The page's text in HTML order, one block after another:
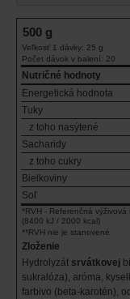
500 g
Veľkosť 1 dávky: 25 g
Počet dávok v balení: 20
Nutričné hodnoty
Energetická hodnota
Tuky
z toho nasýtené
Sacharidy
z toho cukry
Bielkoviny
Soľ
*RVH - Referenčná
(8400 kJ / 2000 kcal)
**RVH nie je stanovené
Zloženie
Hydrolyzát srvátkovej
sukralóza), aróma,
farbivo (beta-karotén),